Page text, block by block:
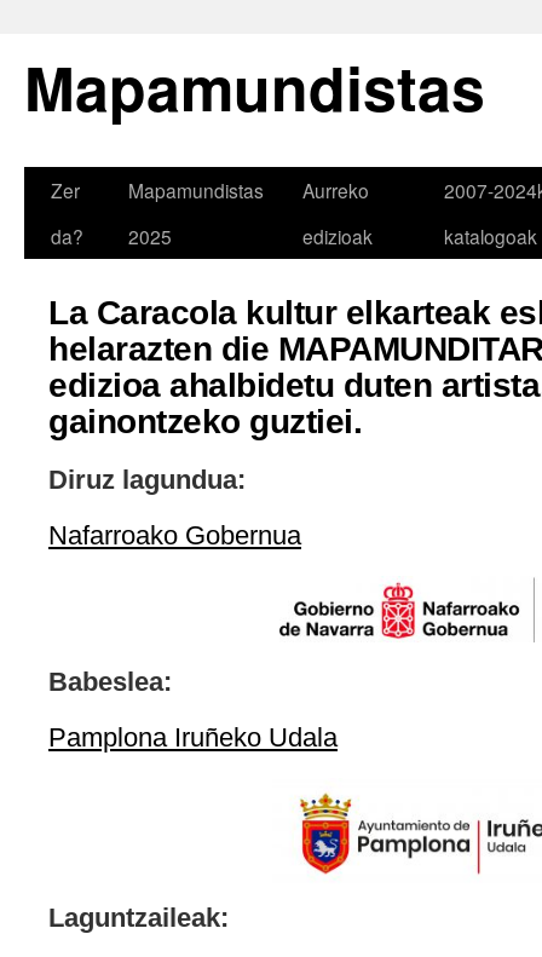
Mapamundistas
Zer
da?
Mapamundistas
2025
Aurreko
edizioak
2007-
katalogoak
La Caracola kultur elkarteak
helarazten die
edizioa ahalbidetu duten
gainontzeko guztiei.
Diruz lagundua:
Nafarroako Gobernua
Babeslea:
Pamplona Iruñeko Udala
Laguntzaileak: